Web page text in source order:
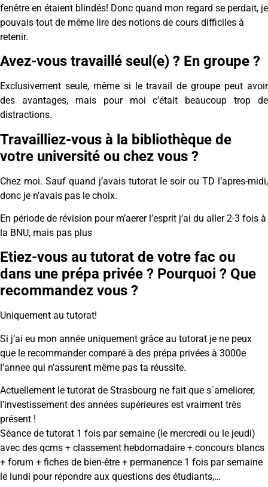
fenêtre en étaient blindés! Donc quand mon regard se perdait, je
pouvais tout de même lire des notions de cours difficiles à
retenir.
Avez-vous travaillé seul(e) ? En groupe ?
Exclusivement seule, même si le travail de groupe peut avoir
des avantages, mais pour moi c’était beaucoup trop de
distractions.
Travailliez-vous à la bibliothèque de
votre université ou chez vous ?
Chez moi. Sauf quand j’avais tutorat le soir ou TD l’apres-midi,
donc je n’avais pas le choix.
En période de révision pour m’aerer l’esprit j’ai du aller 2-3 fois à
la BNU, mais pas plus
Etiez-vous au tutorat de votre fac ou
dans une prépa privée ? Pourquoi ? Que
recommandez vous ?
Uniquement au tutorat!
Si j’ai eu mon année uniquement grâce au tutorat je ne peux
que le recommander comparé à des prépa privées à 3000e
l’annee qui n’assurent même pas ta réussite.
Actuellement le tutorat de Strasbourg ne fait que s´ameliorer,
l’investissement des années supérieures est vraiment très
présent !
Séance de tutorat 1 fois par semaine (le mercredi ou le jeudi)
avec des qcms + classement hebdomadaire + concours blancs
+ forum + fiches de bien-être + permanence 1 fois par semaine
le lundi pour répondre aux questions des étudiants,…